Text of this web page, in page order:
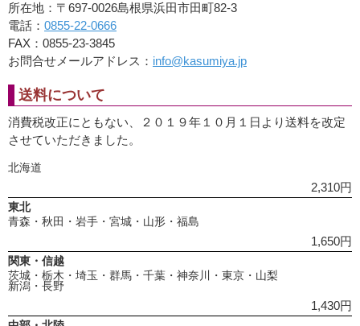
所在地：〒697-0026島根県浜田市田町82-3
電話： 0855-22-0666
FAX：0855-23-3845
お問合せメールアドレス： info@kasumiya.jp
送料について
消費税改正にともない、２０１９年１０月１日より送料を改定
させていただきました。
北海道
2,310円
東北
青森・秋田・岩手・宮城・山形・福島
1,650円
関東・信越
茨城・栃木・埼玉・群馬・千葉・神奈川・東京・山梨
新潟・長野
1,430円